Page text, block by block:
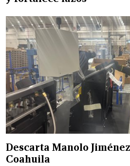
Descarta Manolo
Coahuila